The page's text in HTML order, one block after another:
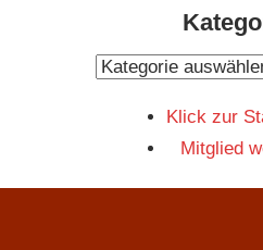
Kategorien
Klick zur
Mitglied